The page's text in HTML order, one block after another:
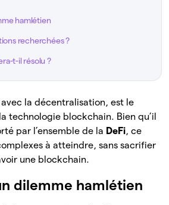
hamlétien
recherchées ?
t-il résolu ?
la décentralisation, est le
technologie blockchain. Bien qu’il
par l’ensemble de la DeFi, ce
à atteindre, sans sacrifier
une blockchain.
dilemme hamlétien